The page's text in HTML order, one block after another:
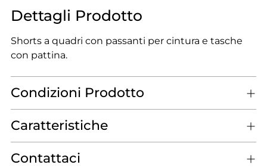
Dettagli Prodotto
Shorts a quadri con passanti per cintura e tasche
con pattina.
Condizioni Prodotto
Caratteristiche
Contattaci